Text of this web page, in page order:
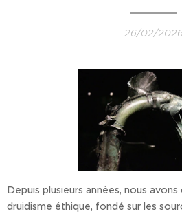
26/02/2026
Depuis plusieurs années, nous
druidisme éthique, fondé sur les